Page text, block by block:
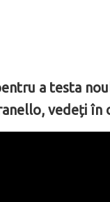
a testa
vedeți în